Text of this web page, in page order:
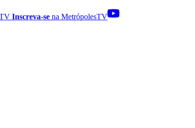
Inscreva-se na MetrópolesTV